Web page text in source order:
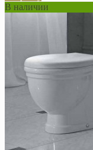
В наличии